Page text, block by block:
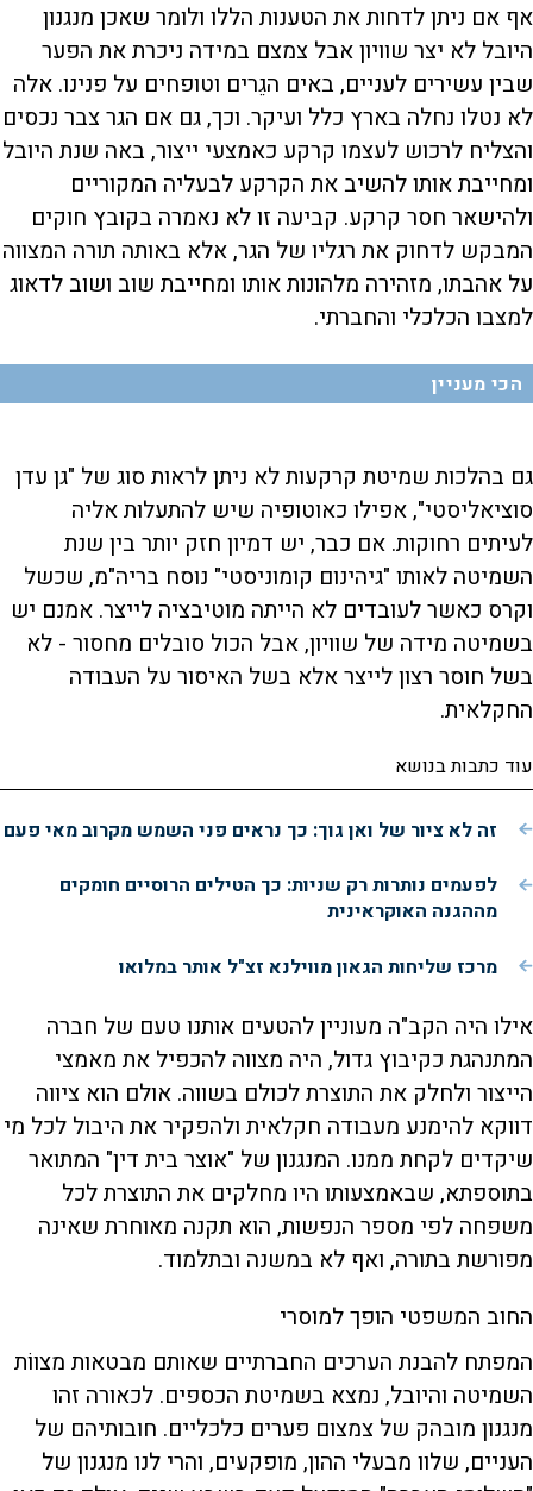
אף אם ניתן לדחות את הטענות הללו ולומר שאכן מנגנון
היובל לא יצר שוויון אבל צמצם במידה ניכרת את הפער
שבין עשירים לעניים, באים הגֵרים וטופחים על פנינו. אלה
לא נטלו נחלה בארץ כלל ועיקר. וכך, גם אם הגר צבר נכסים
והצליח לרכוש לעצמו קרקע כאמצעי ייצור, באה שנת היובל
ומחייבת אותו להשיב את הקרקע לבעליה המקוריים
ולהישאר חסר קרקע. קביעה זו לא נאמרה בקובץ חוקים
המבקש לדחוק את רגליו של הגר, אלא באותה תורה המצווה
על אהבתו, מזהירה מלהונות אותו ומחייבת שוב ושוב לדאוג
למצבו הכלכלי והחברתי.
הכי מעניין
גם בהלכות שמיטת קרקעות לא ניתן לראות סוג של "גן עדן
סוציאליסטי", אפילו כאוטופיה שיש להתעלות אליה
לעיתים רחוקות. אם כבר, יש דמיון חזק יותר בין שנת
השמיטה לאותו "גיהינום קומוניסטי" נוסח בריה"מ, שכשל
וקרס כאשר לעובדים לא הייתה מוטיבציה לייצר. אמנם יש
בשמיטה מידה של שוויון, אבל הכול סובלים מחסור - לא
בשל חוסר רצון לייצר אלא בשל האיסור על העבודה
החקלאית.
עוד כתבות בנושא
זה לא ציור של ואן גוך: כך נראים פני השמש מקרוב מאי פעם
לפעמים נותרות רק שניות: כך הטילים הרוסיים חומקים
מההגנה האוקראינית
מרכז שליחות הגאון מווילנא זצ"ל אותר במלואו
אילו היה הקב"ה מעוניין להטעים אותנו טעם של חברה
המתנהגת כקיבוץ גדול, היה מצווה להכפיל את מאמצי
הייצור ולחלק את התוצרת לכולם בשווה. אולם הוא ציווה
דווקא להימנע מעבודה חקלאית ולהפקיר את היבול לכל מי
שיקדים לקחת ממנו. המנגנון של "אוצר בית דין" המתואר
בתוספתא, שבאמצעותו היו מחלקים את התוצרת לכל
משפחה לפי מספר הנפשות, הוא תקנה מאוחרת שאינה
מפורשת בתורה, ואף לא במשנה ובתלמוד.
החוב המשפטי הופך למוסרי
המפתח להבנת הערכים החברתיים שאותם מבטאות מצווֹת
השמיטה והיובל, נמצא בשמיטת הכספים. לכאורה זהו
מנגנון מובהק של צמצום פערים כלכליים. חובותיהם של
העניים, שלוו מבעלי ההון, מופקעים, והרי לנו מנגנון של